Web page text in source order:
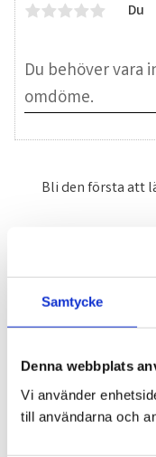
Samtycke
Denna webbplats
Vi använder
till användarna och
Du
Bli den första att
7 juni 2026
Bläckfisk –
köket